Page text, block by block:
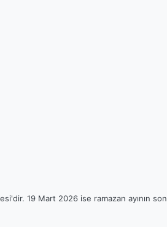
19 Mart 2026 ise ramazan ayının son